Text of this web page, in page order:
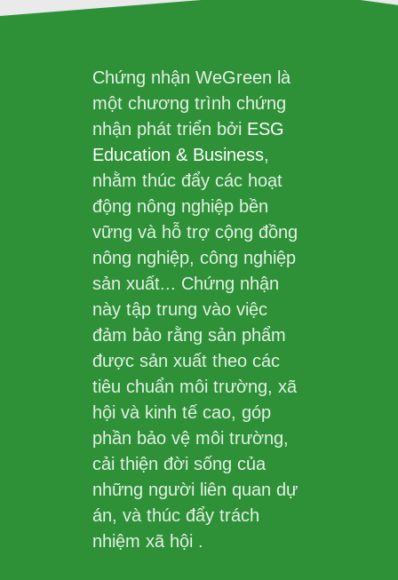
Chứng nhận WeGreen là
một chương trình chứng
nhận phát triển bởi ESG
Education & Business,
nhằm thúc đẩy các hoạt
động nông nghiệp bền
vững và hỗ trợ cộng đồng
nông nghiệp, công nghiệp
sản xuất... Chứng nhận
này tập trung vào việc
đảm bảo rằng sản phẩm
được sản xuất theo các
tiêu chuẩn môi trường, xã
hội và kinh tế cao, góp
phần bảo vệ môi trường,
cải thiện đời sống của
những người liên quan dự
án, và thúc đẩy trách
nhiệm xã hội .